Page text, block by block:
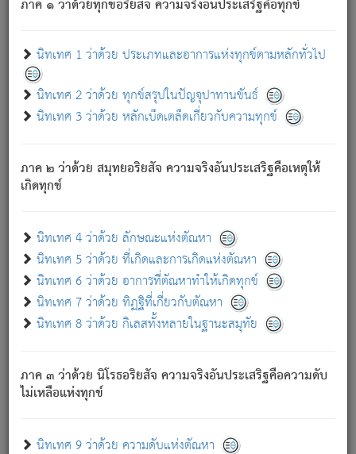
ภาค ๑ ว่าด้วยทุกขอริยสัจ ความจริงอันประเสริฐคือทุกข์
นิทเทศ 1 ว่าด้วย ประเภทและอาการแห่งทุกข์ตามหลักทั่วไป
นิทเทศ 2 ว่าด้วย ทุกข์สรุปในปัญจุปาทานขันธ์
นิทเทศ 3 ว่าด้วย หลักเบ็ดเตล็ดเกี่ยวกับความทุกข์
ภาค ๒ ว่าด้วย สมุทยอริยสัจ ความจริงอันประเสริฐคือเหตุให้
เกิดทุกข์
นิทเทศ 4 ว่าด้วย ลักษณะแห่งตัณหา
นิทเทศ 5 ว่าด้วย ที่เกิดและการเกิดแห่งตัณหา
นิทเทศ 6 ว่าด้วย อาการที่ตัณหาทำให้เกิดทุกข์
นิทเทศ 7 ว่าด้วย ทิฏฐิที่เกี่ยวกับตัณหา
นิทเทศ 8 ว่าด้วย กิเลสทั้งหลายในฐานะสมุทัย
ภาค ๓ ว่าด้วย นิโรธอริยสัจ ความจริงอันประเสริฐคือความดับ
ไม่เหลือแห่งทุกข์
นิทเทศ 9 ว่าด้วย ความดับแห่งตัณหา
ปวงนั้น ก็ยังสลัดภพออกไปไม่ได้.
ก็ทุกข์นี้มีขึ้น เพราะอาศัยซึ่งอุปธิทั้งปวง.
เพราะความสิ้นไปแห่งอุปาทานทั้งปวง ความเกิดขึ้นแห่ง
ทุกข์จึงไม่มี.
ท่านจงดูโลกนี้เถิด (จะเห็นว่า) สัตว์ทั้งหลายอันอวิชาหนา
แน่นบังหนาแล้ว; และว่า สัตว์ผู้ยินดีในภพอันเป็นแล้วนั้น ย่อม
อันเป็นไปในที่หรือเวลาทั้งปวง[3]เพื่อความมีแห่งประโยชน์โดย
ประการทั้งปวง; ภพทั้งหลายทั้งหมดนั้น ไม่เที่ยง เป็นทุกข์ มี
ความแปรปรวนเป็นธรรมดา.
อย่างนี้อยู่; เขาย่อมละภวตัณหาได้ และไม่เพลิดเพลินวิภวตัณหา
ด้วย.
ความดับเพราะความสำรอกไม่เหลือ (แห่งภพทั้งหลาย)
เพราะความสิ้นไปแห่งตัณหาโดยประการทั้งปวง นั้นคือ
นิพพาน.
ภพใหม่ย่อมไม่มีแก่ภิกษุนั้น ผู้ดับเย็นสนิทแล้ว เพราะไม่มี
ภิกษุนั้น เป็นผู้ครอบงำมารได้แล้ว ชนะสงครามแล้ว ก้าวล่วง
ภพทั้งหลายทั้งปวงได้แล้ว เป็นผู้คงที่ (คือไม่เปลี่ยนแปลงอีกต่อ
- อุ.ขุ. ๒๕/๑๒๑/๘๔.